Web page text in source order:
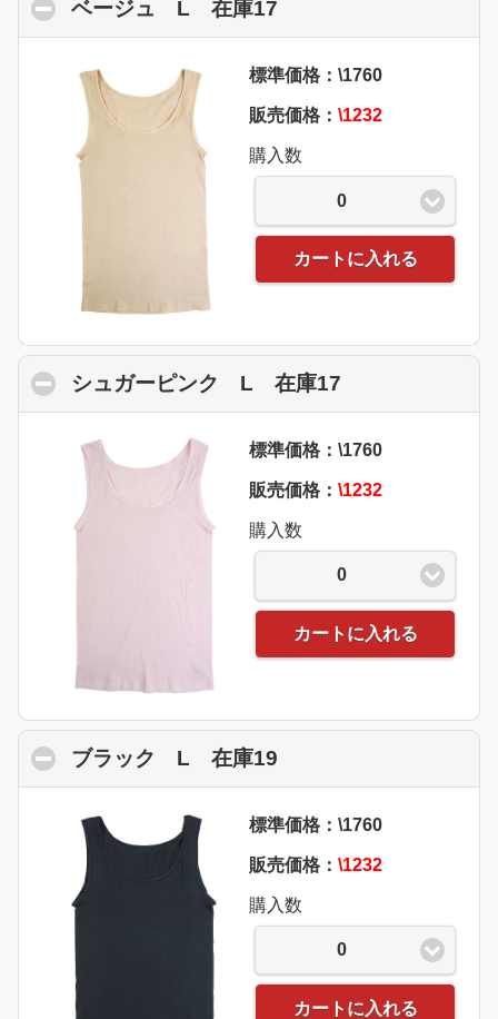
ベージュ L 在庫17
標準価格：\1760
販売価格： \1232
購入数
0
カートに入れる
シュガーピンク L 在庫17
標準価格：\1760
販売価格： \1232
購入数
0
カートに入れる
ブラック L 在庫19
標準価格：\1760
販売価格： \1232
購入数
0
カートに入れる